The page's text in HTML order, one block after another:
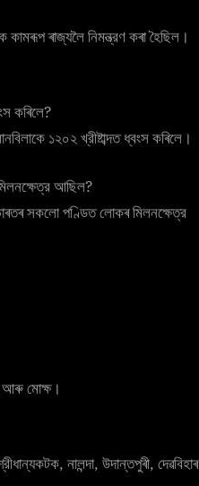
কামৰূপ ৰাজ্যলৈ নিমন্ত্রণ কৰা হৈছিল।
কৰিলে?
১২০২ খ্রীষ্টাব্দত ধ্বংস কৰিলে।
আছিল?
সকলাে পণ্ডিত লােকৰ মিলনক্ষেত্র
আৰু মােক্ষ।
নালন্দা, উদান্তপুৰী, দেৱবিহাৰ